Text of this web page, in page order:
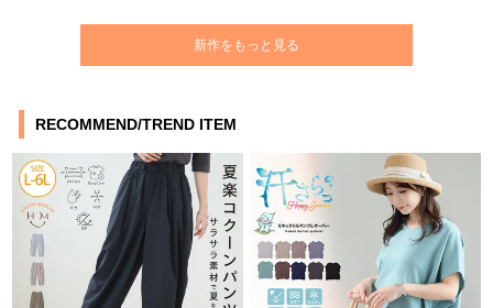
新作をもっと見る
RECOMMEND/TREND ITEM